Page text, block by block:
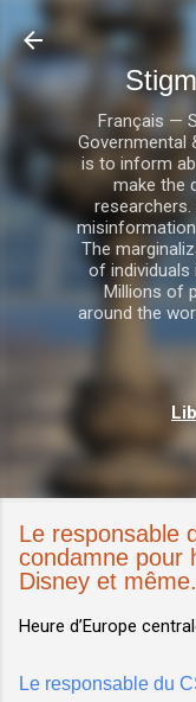
Français —
Governmental
is to inform
make the
The
of
Millions of
around the
Le responsable
condamne pour
Disney et
Heure d’Europe
Le responsable du